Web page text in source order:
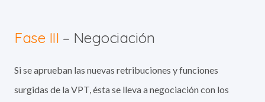
Fase III – Negociación
Si se aprueban las nuevas retribuciones y funciones
surgidas de la VPT, ésta se lleva a negociación con los